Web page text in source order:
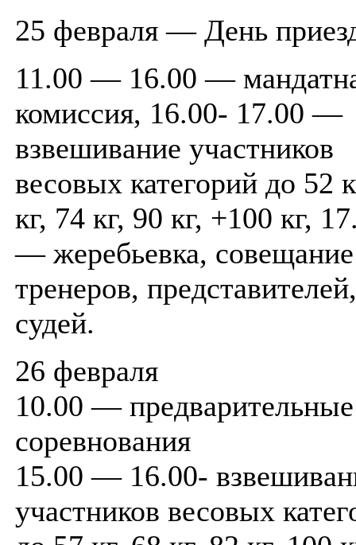
25 февраля — День
11.00 — 16.00 —
комиссия, 16.00- 17.00 —
взвешивание участников
весовых категорий до 52
кг, 74 кг, 90 кг, +100 кг,
— жеребьевка, совещание
тренеров, представителей,
судей.
26 февраля
10.00 — предварительные
соревнования
15.00 — 16.00-
участников весовых